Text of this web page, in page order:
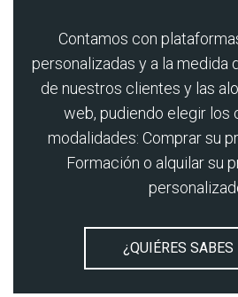
Contamos con
personalizadas y a la medida
de nuestros clientes y las
web, pudiendo elegir los
modalidades: Comprar su
Formación o alquilar su
¿QUIÉRES